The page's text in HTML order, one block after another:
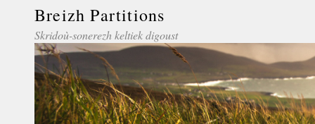
Breizh Partitions
Skridoù-sonerezh keltiek digoust